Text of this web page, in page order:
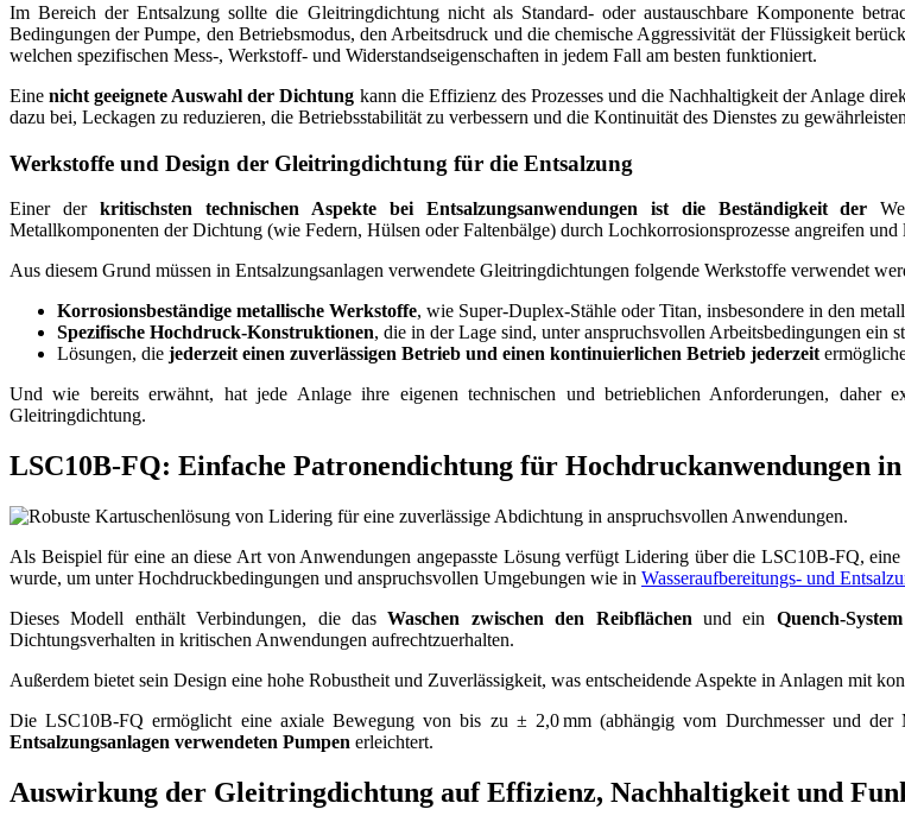
Im Bereich der Entsalzung sollte die Gleitringdichtung nicht als Standard- oder austauschbare Komponente
Bedingungen der Pumpe, den Betriebsmodus, den Arbeitsdruck und die chemische Aggressivität der Flüssigkeit
welchen spezifischen Mess-, Werkstoff- und Widerstandseigenschaften in jedem Fall am besten funktioniert.
Einenicht geeignete Auswahl der Dichtung kann die Effizienz des Prozesses und die Nachhaltigkeit der Anlage
dazu bei, Leckagen zu reduzieren, die Betriebsstabilität zu verbessern und die Kontinuität des Dienstes zu
Werkstoffe und Design der Gleitringdichtung für die Entsalzung
Einer der kritischsten technischen Aspekte bei Entsalzungsanwendungen ist die Beständigkeit der
Metallkomponenten der Dichtung (wie Federn, Hülsen oder Faltenbälge) durch Lochkorrosionsprozesse angreifen
Aus diesem Grund müssen in Entsalzungsanlagen verwendete Gleitringdichtungen folgende Werkstoffe verwendet
Korrosionsbeständige metallische Werkstoffe, wie Super-Duplex-Stähle oder Titan, insbesondere in den
Spezifische Hochdruck-Konstruktionen, die in der Lage sind, unter anspruchsvollen Arbeitsbedingungen ein
Lösungen, die jederzeit einen zuverlässigen Betrieb und einen kontinuierlichen Betrieb jederzeit
Und wie bereits erwähnt, hat jede Anlage ihre eigenen technischen und betrieblichen Anforderungen, daher
Gleitringdichtung.
LSC10B-FQ: Einfache Patronendichtung für Hochdruckanwendungen
Als Beispiel für eine an diese Art von Anwendungen angepasste Lösung verfügt Lideringüber die LSC10B-FQ,
wurde, um unter Hochdruckbedingungen und anspruchsvollen Umgebungen wie in Wasseraufbereitungs- und
Dieses Modell enthält Verbindungen, die dasWaschen zwischen den Reibflächen und ein Quench-
Dichtungsverhalten in kritischen Anwendungen aufrechtzuerhalten.
Außerdem bietet sein Design eine hohe Robustheit und Zuverlässigkeit, was entscheidende Aspekte in Anlagen mit
Die LSC10B-FQ ermöglicht eine axiale Bewegung von bis zu ± 2,0 mm (abhängig vom Durchmesser und der
Entsalzungsanlagen verwendeten Pumpen erleichtert.
Auswirkung der Gleitringdichtung auf Effizienz, Nachhaltigkeit und